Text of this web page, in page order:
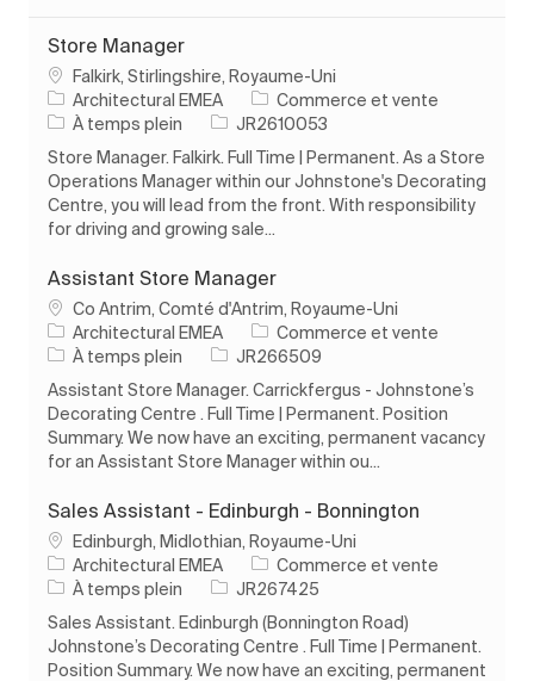
Store Manager
Emplacement
Falkirk, Stirlingshire, Royaume-Uni
Architectural EMEA
Catégorie
Commerce et vente
Type d’emploi
À temps plein ID de l’emploi
JR2610053
Store Manager. Falkirk. Full Time | Permanent. As a Store
Operations Manager within our Johnstone's Decorating
Centre, you will lead from the front. With responsibility
for driving and growing sale...
Assistant Store Manager
Emplacement
Co Antrim, Comté d'Antrim, Royaume-Uni
Architectural EMEA
Catégorie
Commerce et vente
Type d’emploi
À temps plein ID de l’emploi
JR266509
Assistant Store Manager. Carrickfergus - Johnstone’s
Decorating Centre . Full Time | Permanent. Position
Summary. We now have an exciting, permanent vacancy
for an Assistant Store Manager within ou...
Sales Assistant - Edinburgh - Bonnington
Emplacement
Edinburgh, Midlothian, Royaume-Uni
Architectural EMEA
Catégorie
Commerce et vente
Type d’emploi
À temps plein ID de l’emploi
JR267425
Sales Assistant. Edinburgh (Bonnington Road)
Johnstone’s Decorating Centre . Full Time | Permanent.
Position Summary. We now have an exciting, permanent